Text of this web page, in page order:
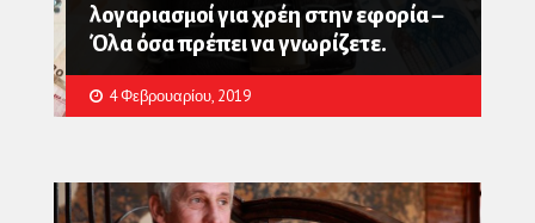
λογαριασμοί για χρέη στην εφορία –
Όλα όσα πρέπει να γνωρίζετε.
4 Φεβρουαρίου, 2019